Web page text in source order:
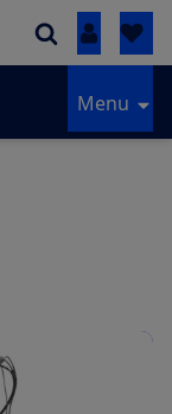
Inloggen
Menu